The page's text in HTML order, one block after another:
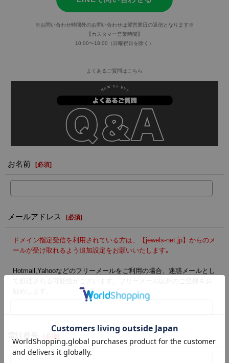
※お問い合わせ時間外のお問い合わせは翌営業日の返信となります※
【カスタマー営業時間】
10:00〜18:00（日曜祝日を除く）
よくあるご質問はこちら
お名前 [必須]
メールアドレス [必須]
ドメイン指定受信を利用されている方は、【jewels-net.jp】からのメ
ールが受け取れるよう追加設定をお願いいたします｡
Hotmail,Yahooなどのフリーメールをご利用の場合、迷惑メールとし